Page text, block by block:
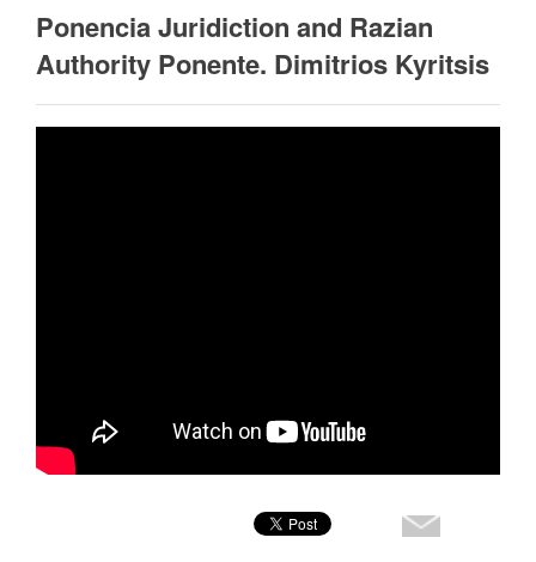
Ponencia Juridiction and Razian
Authority Ponente. Dimitrios Kyritsis